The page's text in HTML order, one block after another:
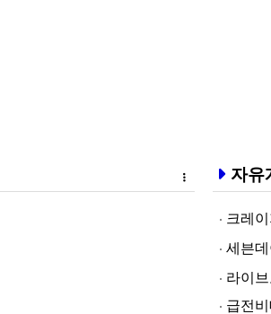
자유
크레이지
세븐데이
라­이브토­
급전비대면